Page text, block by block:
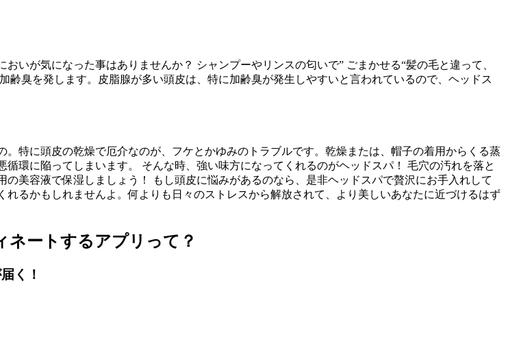
いが気になった事はありませんか？ シャンプーやリンスの匂いで” ごまかせる“髪の毛と違って、
臭を発します。皮脂腺が多い頭皮は、特に加齢臭が発生しやすいと言われているので、ヘッドス
特に頭皮の乾燥で厄介なのが、フケとかゆみのトラブルです。乾燥または、帽子の着用からくる蒸
環に陥ってしまいます。 そんな時、強い味方になってくれるのがヘッドスパ！ 毛穴の汚れを落と
美容液で保湿しましょう！ もし頭皮に悩みがあるのなら、是非ヘッドスパで贅沢にお手入れして
るかもしれませんよ。何よりも日々のストレスから解放されて、より美しいあなたに近づけるはず
ネートするアプリって？
く！